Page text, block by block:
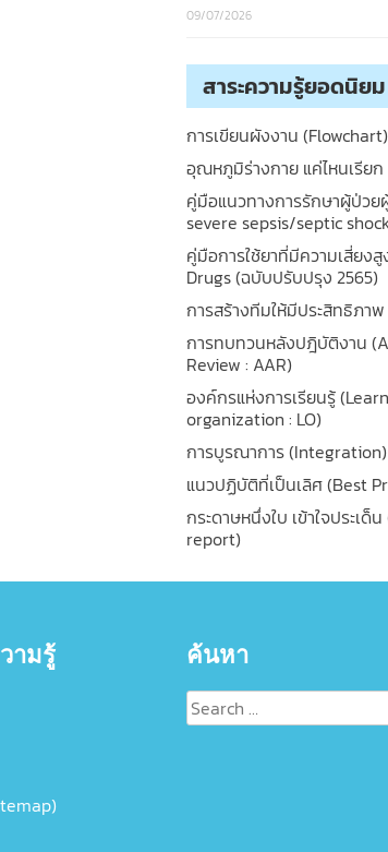
09/07/2026
สาระความรู้ยอดนิยม
การเขียนผังงาน (Flowchart)
อุณหภูมิร่างกาย แค่ไหนเรียก
คู่มือแนวทางการรักษาผู้ป่วย
severe sepsis/septic
คู่มือการใช้ยาที่มีความเสี่ยง
Drugs (ฉบับปรับปรุง 2565)
การสร้างทีมให้มีประสิทธิภาพ
การทบทวนหลังปฎิบัติงาน
Review : AAR)
องค์กรแห่งการเรียนรู้
organization : LO)
การบูรณาการ (Integration)
แนวปฏิบัติที่เป็นเลิศ (Best
กระดาษหนึ่งใบ เข้าใจประเด็
report)
ามรู้ ค้นหา
Search
for: